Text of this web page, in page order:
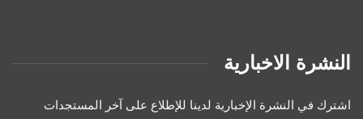
النشرة الاخبارية
اشترك في النشرة الإخبارية لدينا للإطلاع على آخر المستجدات